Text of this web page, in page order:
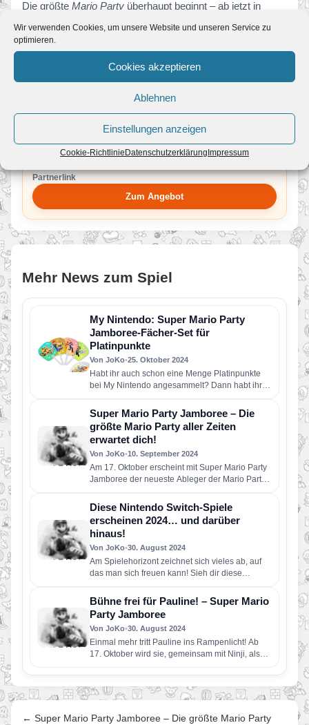
Wir verwenden Cookies, um unsere Website und unseren Service zu
optimieren.
Cookies akzeptieren
Ablehnen
Einstellungen anzeigen
Cookie-Richtlinie Datenschutzerklärung Impressum
Die größte Mario Party überhaupt beginnt – ab jetzt in
Super Mario Party Jamboree.
ERFAHRE MEHR ZUM SPIEL
Super Mario Party Jamboree
Super Mario Party Jamboree
BEI AMAZON ANSEHEN
Partnerlink
Zum Angebot
Mehr News zum Spiel
My Nintendo: Super Mario Party
Jamboree-Fächer-Set für
Platinpunkte
Von JoKo•25. Oktober 2024
Habt ihr auch schon eine Menge Platinpunkte
bei My Nintendo angesammelt? Dann habt ihr
Glück, denn Nintendo bietet…
Super Mario Party Jamboree – Die
größte Mario Party aller Zeiten
erwartet dich!
Von JoKo•10. September 2024
Am 17. Oktober erscheint mit Super Mario Party
Jamboree der neueste Ableger der Mario Party
Serie für die…
Diese Nintendo Switch-Spiele
erscheinen 2024… und darüber
hinaus!
Von JoKo•30. August 2024
Am Spielehorizont zeichnet sich vieles ab, auf
das man sich freuen kann! Sieh dir diese
kommenden Nintendo Switch-Spiele…
Bühne frei für Pauline! – Super Mario
Party Jamboree
Von JoKo•30. August 2024
Einmal mehr tritt Pauline ins Rampenlicht! Ab
17. Oktober wird sie, gemeinsam mit Ninji, als
spielbare Figur in…
← Super Mario Party Jamboree – Die größte Mario Party